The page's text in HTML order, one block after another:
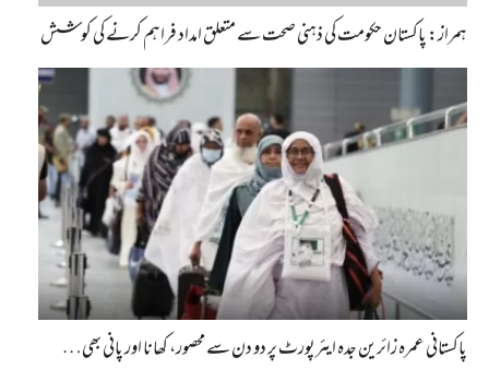
ہمراز: پاکستان حکومت کی ذہنی صحت سے متعلق امداد فراہم کرنے کی کوشش
پاکستانی عمرہ زائرین جدہ ایئرپورٹ پر دو دن سے محصور، کھانا اور پانی بھی…